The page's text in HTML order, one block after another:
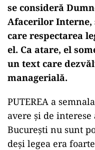
se consideră
Afacerilor
care respectarea
el. Ca atare, el
un text care
managerială.
PUTEREA a
avere și de
București nu sunt
deși legea era